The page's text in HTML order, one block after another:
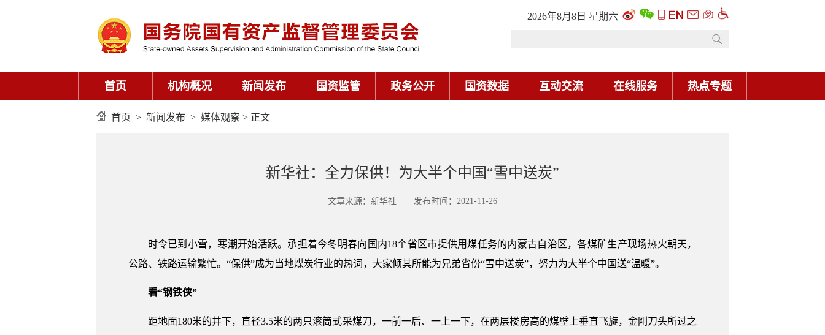
2026年8月8日 星期六
首页 机构概况 新闻发布 国资监管 政务公开 国资数据 互动交流 在线服务 热点专题
首页 > 新闻发布 > 媒体观察 > 正文
新华社：全力保供！为大半个中国“雪中送炭”
文章来源：新华社 发布时间：2021-11-26
时令已到小雪，寒潮开始活跃。承担着今冬明春向国内18个省区市提供用煤任务的内蒙古自治区，各煤矿生产现场热火朝天，
公路、铁路运输繁忙。“保供”成为当地煤炭行业的热词，大家倾其所能为兄弟省份“雪中送炭”，努力为大半个中国送“温暖”。
看“钢铁侠”
距地面180米的井下，直径3.5米的两只滚筒式采煤刀，一前一后、一上一下，在两层楼房高的煤壁上垂直飞旋，金刚刀头所过之